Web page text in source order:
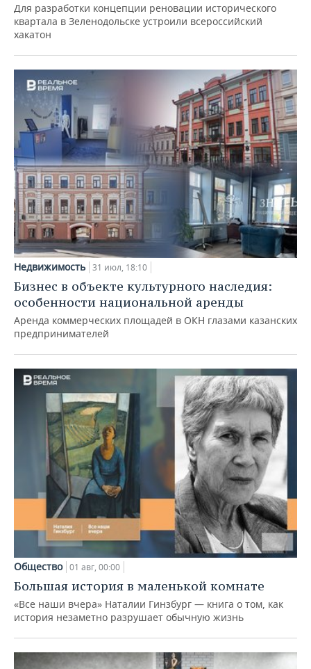
Для разработки концепции реновации исторического
квартала в Зеленодольске устроили всероссийский
хакатон
Недвижимость 31 июл, 18:10
Бизнес в объекте культурного наследия:
особенности национальной аренды
Аренда коммерческих площадей в ОКН глазами казанских
предпринимателей
Общество 01 авг, 00:00
Большая история в маленькой комнате
«Все наши вчера» Наталии Гинзбург — книга о том, как
история незаметно разрушает обычную жизнь